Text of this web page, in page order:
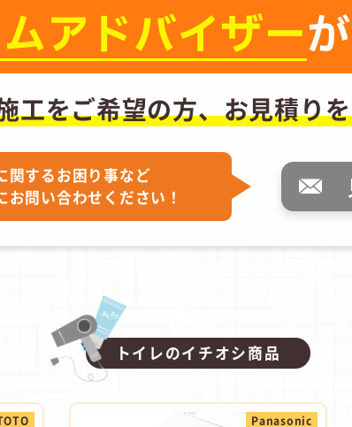
アドバイザー
工をご希望の方、お見積り
関するお困り事など
お問い合わせください！
トイレのイチオシ商品
Panasonic